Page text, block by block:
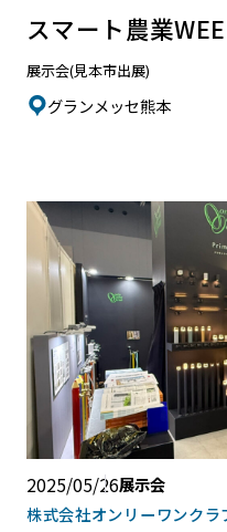
スマート農業
展示会(見本市出展)
グランメッセ熊本
2025/05/26展示会
株式会社オンリーワンクラ